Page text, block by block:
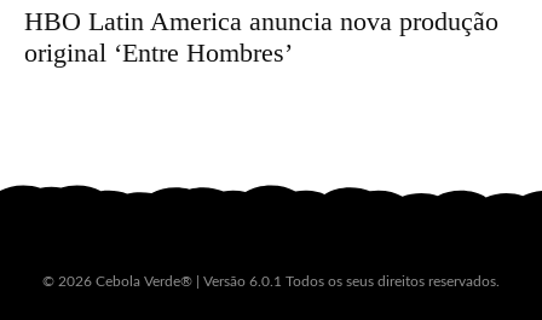
HBO Latin America anuncia nova produção
original ‘Entre Hombres’
© 2026 Cebola Verde® | Versão 6.0.1 Todos os seus direitos reservados.